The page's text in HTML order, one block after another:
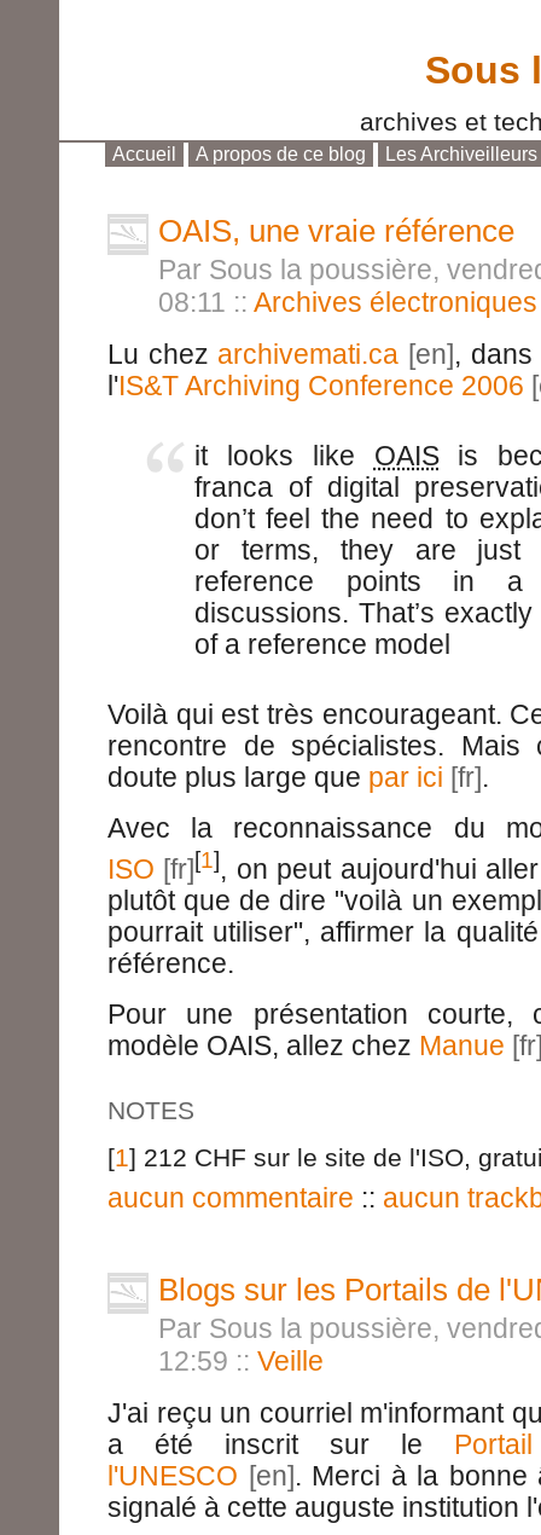
Sous
archives et
Accueil A propos de ce blog
Les Archiveilleurs
OAIS, une vraie référence
Par Sous la poussière,
08:11 :: Archives électroniques
Lu chez archivemati.ca
,
l'IS&T Archiving Conference 2006
it looks like OAISis
franca of digital
don’t feel the need to
or terms, they are just
reference points in
discussions. That’s
of a reference model
Voilà qui est très encourageant.
rencontre de spécialistes.
doute plus large que par ici
.
Avec la reconnaissance du
ISO
[1], on peut aujourd'hui
plutôt que de dire "voilà un
pourrait utiliser", affirmer la
référence.
Pour une présentation courte,
modèle OAIS, allez chez Manue
NOTES
[1] 212 CHF sur le site de l'ISO,
aucun commentaire :: aucun
Blogs sur les Portails de
Par Sous la poussière,
12:59 :: Veille
J'ai reçu un courriel m'informant
a été inscrit sur le
l'UNESCO
. Merci à la bonne
signalé à cette auguste institution